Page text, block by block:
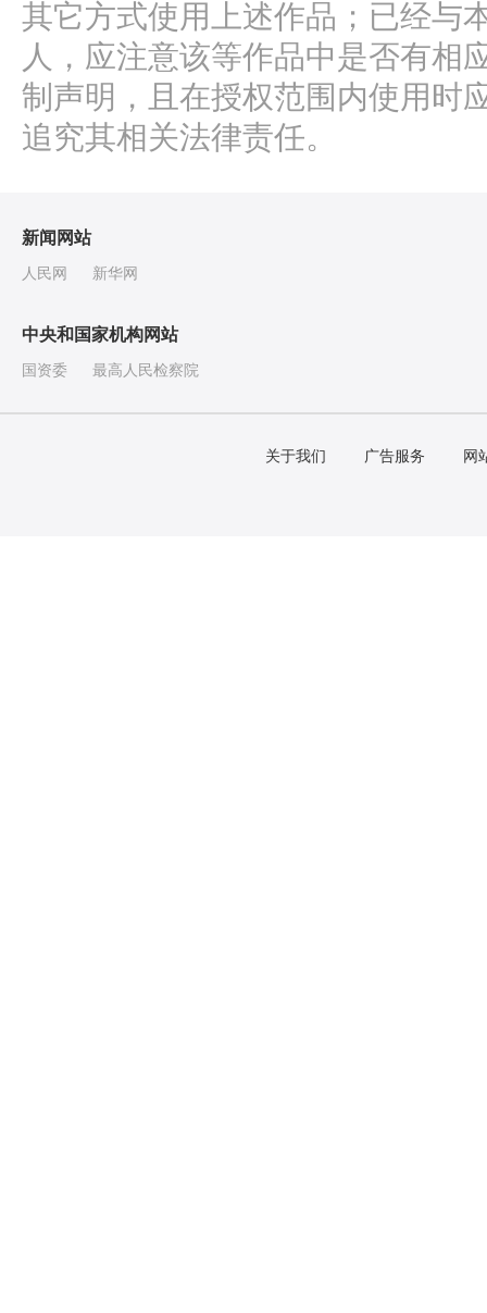
其它方式使用上述作品；已经与
人，应注意该等作品中是否有相
制声明，且在授权范围内使用时
追究其相关法律责任。
新闻网站
人民网 新华网
中央和国家机构网站
国资委 最高人民检察院
关于我们 广告服务 网